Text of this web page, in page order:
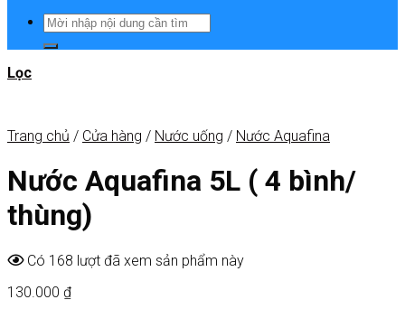
Lọc
Trang chủ / Cửa hàng / Nước uống / Nước Aquafina
Nước Aquafina 5L ( 4 bình/
thùng)
Có 168 lượt đã xem sản phẩm này
130.000 ₫